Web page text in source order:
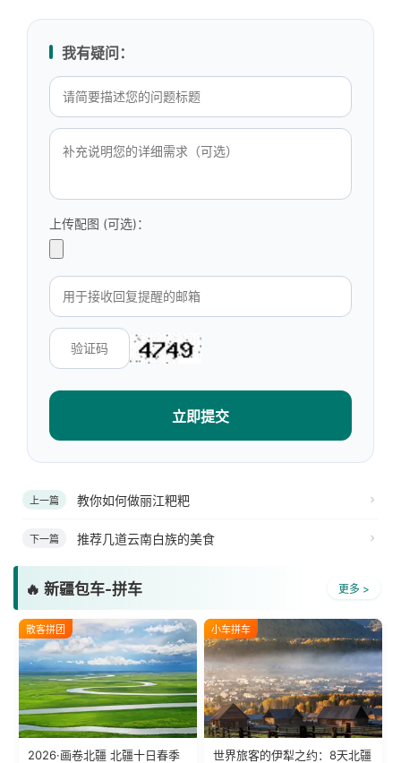
我有疑问：
上传配图 (可选)：
立即提交
上一篇 教你如何做丽江粑粑
下一篇 推荐几道云南白族的美食
🔥 新疆包车-拼车 更多 >
散客拼团
2026·画卷北疆 北疆十日春季
小车拼车
世界旅客的伊犁之约：8天北疆